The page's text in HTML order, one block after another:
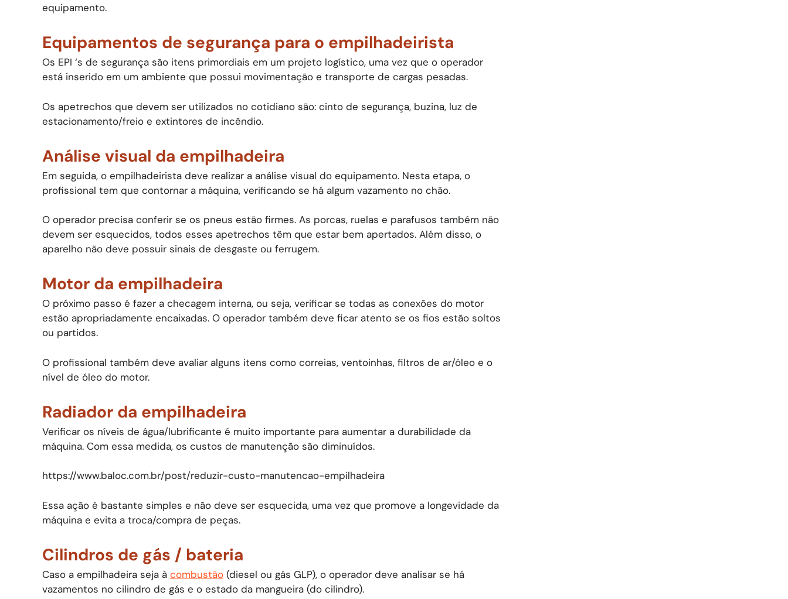
equipamento.
Equipamentos de segurança para o empilhadeirista
Os EPI ‘s de segurança são itens primordiais em um projeto logístico, uma vez que o operador
está inserido em um ambiente que possui movimentação e transporte de cargas pesadas.
Os apetrechos que devem ser utilizados no cotidiano são: cinto de segurança, buzina, luz de
estacionamento/freio e extintores de incêndio.
Análise visual da empilhadeira
Em seguida, o empilhadeirista deve realizar a análise visual do equipamento. Nesta etapa, o
profissional tem que contornar a máquina, verificando se há algum vazamento no chão.
O operador precisa conferir se os pneus estão firmes. As porcas, ruelas e parafusos também não
devem ser esquecidos, todos esses apetrechos têm que estar bem apertados. Além disso, o
aparelho não deve possuir sinais de desgaste ou ferrugem.
Motor da empilhadeira
O próximo passo é fazer a checagem interna, ou seja, verificar se todas as conexões do motor
estão apropriadamente encaixadas. O operador também deve ficar atento se os fios estão soltos
ou partidos.
O profissional também deve avaliar alguns itens como correias, ventoinhas, filtros de ar/óleo e o
nível de óleo do motor.
Radiador da empilhadeira
Verificar os níveis de água/lubrificante é muito importante para aumentar a durabilidade da
máquina. Com essa medida, os custos de manutenção são diminuídos.
https://www.baloc.com.br/post/reduzir-custo-manutencao-empilhadeira
Essa ação é bastante simples e não deve ser esquecida, uma vez que promove a longevidade da
máquina e evita a troca/compra de peças.
Cilindros de gás / bateria
Caso a empilhadeira seja à combustão (diesel ou gás GLP), o operador deve analisar se há
vazamentos no cilindro de gás e o estado da mangueira (do cilindro).